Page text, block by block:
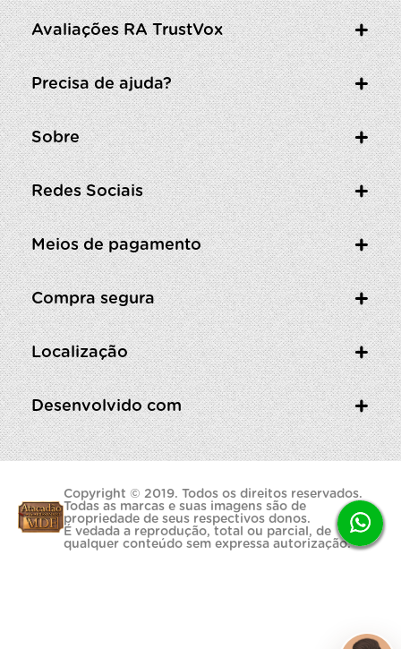
Avaliações RA TrustVox
Precisa de ajuda?
Sobre
Redes Sociais
Meios de pagamento
Compra segura
Localização
Desenvolvido com
Copyright © 2019. Todos os direitos reservados.
Todas as marcas e suas imagens são de
propriedade de seus respectivos donos.
É vedada a reprodução, total ou parcial, de
qualquer conteúdo sem expressa autorização.